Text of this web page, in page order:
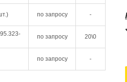
по запросу -
по запросу 20\0
по запросу -